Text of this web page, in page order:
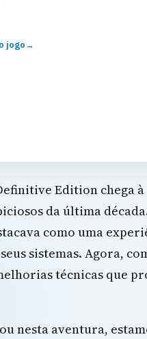
jogo→
Edition chega
da última
como uma
sistemas. Agora,
técnicas que
nesta aventura,